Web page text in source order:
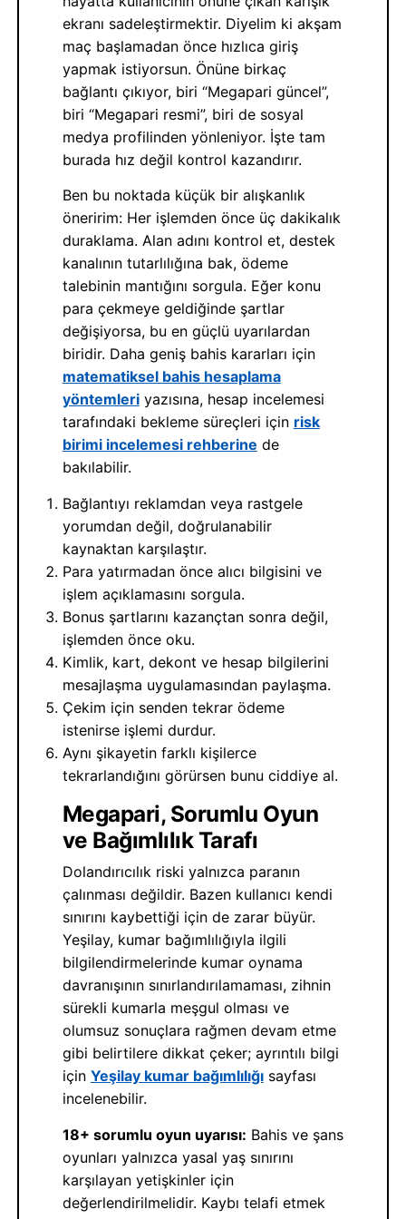
ekranı sadeleştirmektir. Diyelim ki akşam
maç başlamadan önce hızlıca giriş
yapmak istiyorsun. Önüne birkaç
bağlantı çıkıyor, biri “Megapari güncel”,
biri “Megapari resmi”, biri de sosyal
medya profilinden yönleniyor. İşte tam
burada hız değil kontrol kazandırır.
Ben bu noktada küçük bir alışkanlık
öneririm: Her işlemden önce üç dakikalık
duraklama. Alan adını kontrol et, destek
kanalının tutarlılığına bak, ödeme
talebinin mantığını sorgula. Eğer konu
para çekmeye geldiğinde şartlar
değişiyorsa, bu en güçlü uyarılardan
biridir. Daha geniş bahis kararları için
matematiksel bahis hesaplama
yöntemleriyazısına, hesap incelemesi
tarafındaki bekleme süreçleri için risk
birimi incelemesi rehberine de
bakılabilir.
Bağlantıyı reklamdan veya rastgele
yorumdan değil, doğrulanabilir
kaynaktan karşılaştır.
Para yatırmadan önce alıcı bilgisini ve
işlem açıklamasını sorgula.
Bonus şartlarını kazançtan sonra değil,
işlemden önce oku.
Kimlik, kart, dekont ve hesap bilgilerini
mesajlaşma uygulamasından paylaşma.
Çekim için senden tekrar ödeme
istenirse işlemi durdur.
Aynı şikayetin farklı kişilerce
tekrarlandığını görürsen bunu ciddiye al.
Megapari, Sorumlu Oyun
ve Bağımlılık Tarafı
Dolandırıcılık riski yalnızca paranın
çalınması değildir. Bazen kullanıcı kendi
sınırını kaybettiği için de zarar büyür.
Yeşilay, kumar bağımlılığıyla ilgili
bilgilendirmelerinde kumar oynama
davranışının sınırlandırılamaması, zihnin
sürekli kumarla meşgul olması ve
olumsuz sonuçlara rağmen devam etme
gibi belirtilere dikkat çeker; ayrıntılı bilgi
için Yeşilay kumar bağımlılığısayfası
incelenebilir.
18+ sorumlu oyun uyarısı: Bahis ve şans
oyunları yalnızca yasal yaş sınırını
karşılayan yetişkinler için
değerlendirilmelidir. Kaybı telafi etmek